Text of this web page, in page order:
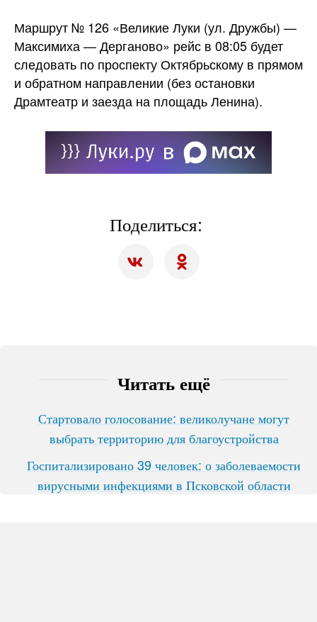
Маршрут № 126 «Великие Луки (ул. Дружбы) —
Максимиха — Дерганово» рейс в 08:05 будет
следовать по проспекту Октябрьскому в прямом
и обратном направлении (без остановки
Драмтеатр и заезда на площадь Ленина).
Поделиться:
Читать ещё
Стартовало голосование: великолучане могут
выбрать территорию для благоустройства
Госпитализировано 39 человек: о заболеваемости
вирусными инфекциями в Псковской области